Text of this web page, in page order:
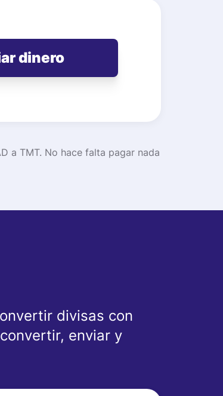
dinero
a TMT. No hace falta pagar nada
divisas con
enviar y